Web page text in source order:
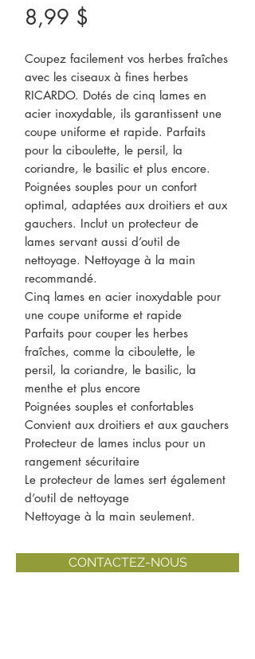
8,99 $
Coupez facilement vos herbes fraîches
avec les ciseaux à fines herbes
RICARDO. Dotés de cinq lames en
acier inoxydable, ils garantissent une
coupe uniforme et rapide. Parfaits
pour la ciboulette, le persil, la
coriandre, le basilic et plus encore.
Poignées souples pour un confort
optimal, adaptées aux droitiers et aux
gauchers. Inclut un protecteur de
lames servant aussi d’outil de
nettoyage. Nettoyage à la main
recommandé.
Cinq lames en acier inoxydable pour
une coupe uniforme et rapide
Parfaits pour couper les herbes
fraîches, comme la ciboulette, le
persil, la coriandre, le basilic, la
menthe et plus encore
Poignées souples et confortables
Convient aux droitiers et aux gauchers
Protecteur de lames inclus pour un
rangement sécuritaire
Le protecteur de lames sert également
d’outil de nettoyage
Nettoyage à la main seulement.
CONTACTEZ-NOUS